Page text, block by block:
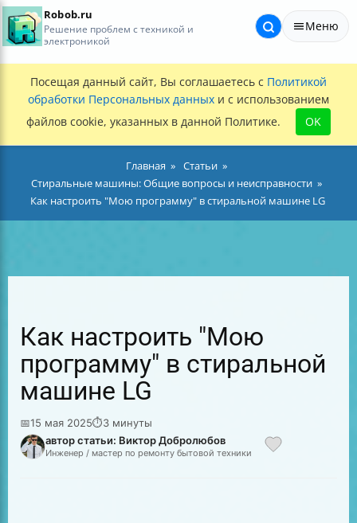
Robob.ru
Решение проблем с техникой и
электроникой
Меню
Посещая данный сайт, Вы соглашаетесь с Политикой
обработки Персональных данных и с использованием
файлов cookie, указанных в данной Политике.
OK
Главная
Статьи
Стиральные машины: Общие вопросы и неисправности
Как настроить "Мою программу" в стиральной машине LG
Как настроить "Мою
программу" в стиральной
машине LG
📅15 мая 2025⏱3 минуты
автор статьи: Виктор Добролюбов
Инженер / мастер по ремонту бытовой техники